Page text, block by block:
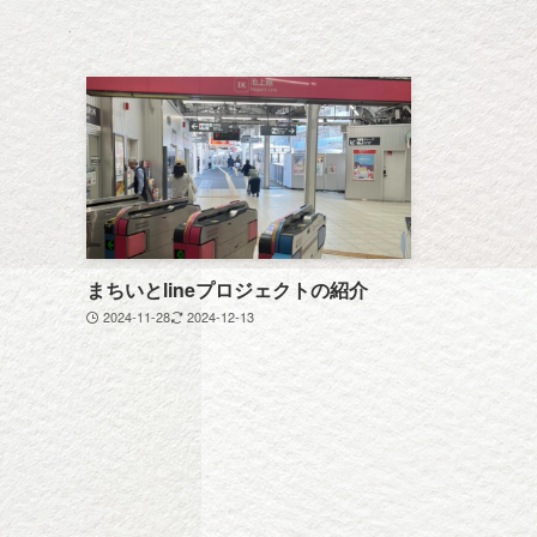
まちいとlineプロジェクトの紹介
2024-11-28 2024-12-13